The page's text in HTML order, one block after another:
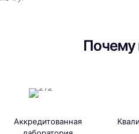
Почему
Аккредитованная